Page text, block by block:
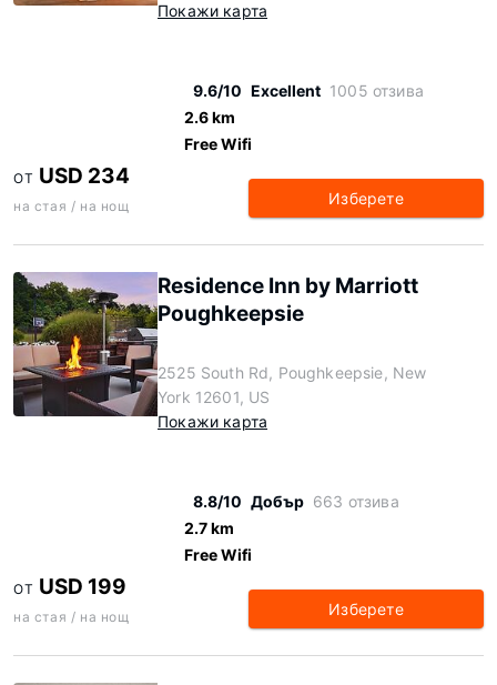
Покажи карта
9.6/10 Excellent 1005 отзива
2.6 km
Free Wifi
ОТ USD 234
на стая / на нощ Изберете
Residence Inn by Marriott
Poughkeepsie
2525 South Rd, Poughkeepsie, New
York 12601, US
Покажи карта
8.8/10 Добър 663 отзива
2.7 km
Free Wifi
ОТ USD 199
на стая / на нощ Изберете